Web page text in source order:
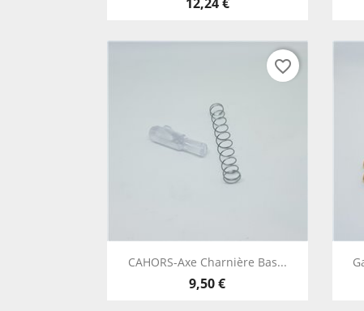
Vista rápida
CAHORS-Axe Charnière Bas...
9,50 €
favorite_border